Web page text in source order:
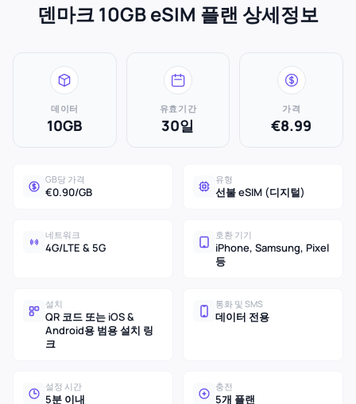
덴마크 10GB eSIM 플랜 상세정보
데이터
10GB
유효기간
30일
가격
€8.99
GB당 가격
€0.90/GB
유형
선불 eSIM (디지털)
네트워크
4G/LTE & 5G
호환 기기
iPhone, Samsung, Pixel
등
설치
QR 코드 또는 iOS &
Android용 범용 설치 링
크
통화 및 SMS
데이터 전용
설정 시간
5분 이내
충전
5개 플랜